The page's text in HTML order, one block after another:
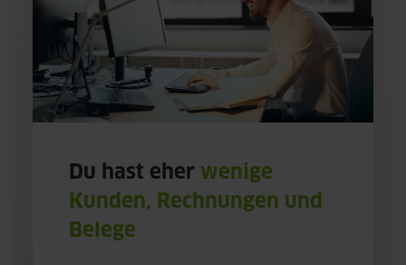
Du hast eher wenige
Kunden, Rechnungen und
Belege